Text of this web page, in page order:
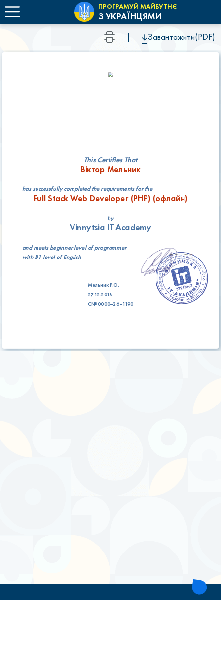
ПРОГРАМУЙ МАЙБУТНЄ
З УКРАЇНЦЯМИ
|
Завантажити(PDF)
This Certifies That
Віктор Мельник
has successfully completed the requirements for the
Full Stack Web Developer (РНР) (офлайн)
by
Vinnytsia IT Academy
and meetsbeginner levelof programmer
withB1 levelof English
Мельник Р.О.
27.12.2016
C№ 0000–26–1190